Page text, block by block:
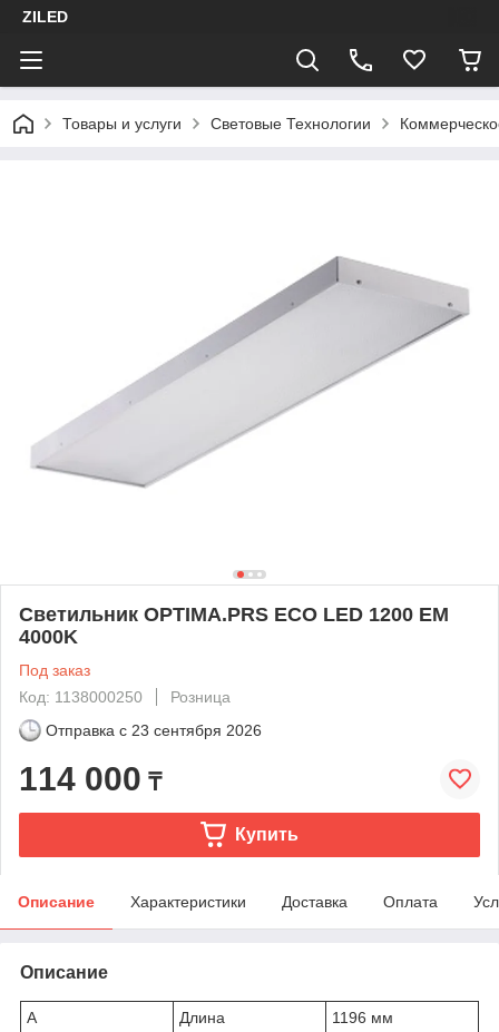
ZILED
Товары и услуги Световые Технологии
Светильник OPTIMA.PRS ECO LED 1200 EM
4000K
Под заказ
Код: 1138000250
Розница
Отправка с 23 сентября 2026
114 000 ₸
Купить
Описание Характеристики Доставка Оплата
Описание
A Длина
1196 мм